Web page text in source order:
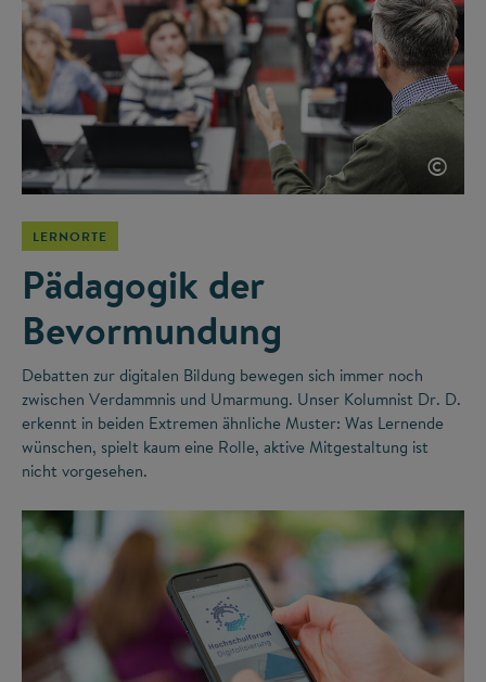
©
LERNORTE
Pädagogik der
Bevormundung
Debatten zur digitalen Bildung bewegen sich immer noch
zwischen Verdammnis und Umarmung. Unser Kolumnist Dr. D.
erkennt in beiden Extremen ähnliche Muster: Was Lernende
wünschen, spielt kaum eine Rolle, aktive Mitgestaltung ist
nicht vorgesehen.